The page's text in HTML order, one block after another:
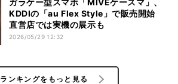
ガラケー型スマホ「MIVEケースマ」、
KDDIの「au Flex Style」で販売開始
直営店では実機の展示も
2026/05/29 12:32
ランキングをもっと見る